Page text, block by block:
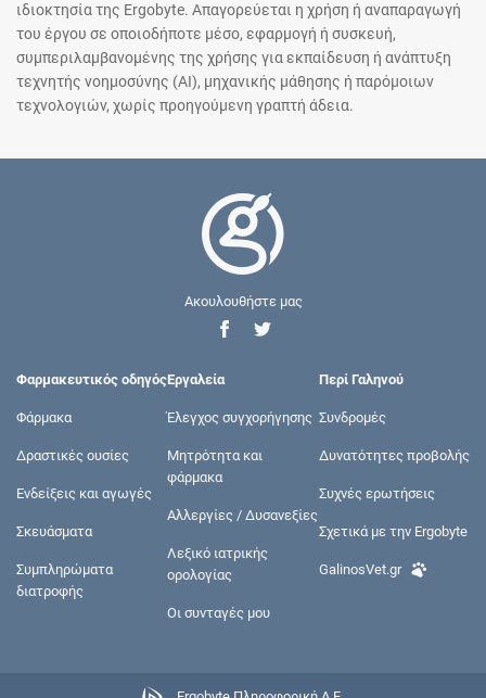
ιδιοκτησία της Ergobyte. Απαγορεύεται η χρήση ή αναπαραγωγή
του έργου σε οποιοδήποτε μέσο, εφαρμογή ή συσκευή,
συμπεριλαμβανομένης της χρήσης για εκπαίδευση ή ανάπτυξη
τεχνητής νοημοσύνης (AI), μηχανικής μάθησης ή παρόμοιων
τεχνολογιών, χωρίς προηγούμενη γραπτή άδεια.
Ακουλουθήστε μας
Φαρμακευτικός οδηγός
Φάρμακα
Δραστικές ουσίες
Ενδείξεις και αγωγές
Σκευάσματα
Συμπληρώματα
διατροφής
Εργαλεία
Έλεγχος συγχορήγησης
Μητρότητα και
φάρμακα
Αλλεργίες / Δυσανεξίες
Λεξικό ιατρικής
ορολογίας
Οι συνταγές μου
Περί Γαληνού
Συνδρομές
Δυνατότητες προβολής
Συχνές ερωτήσεις
Σχετικά με την Ergobyte
GalinosVet.gr